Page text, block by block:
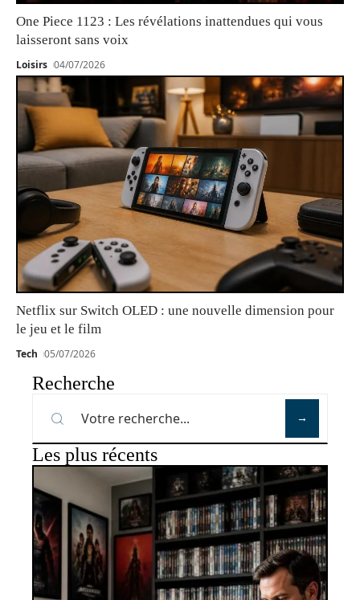
One Piece 1123 : Les révélations inattendues qui vous
laisseront sans voix
Loisirs 04/07/2026
Netflix sur Switch OLED : une nouvelle dimension pour
le jeu et le film
Tech 05/07/2026
Recherche
Les plus récents